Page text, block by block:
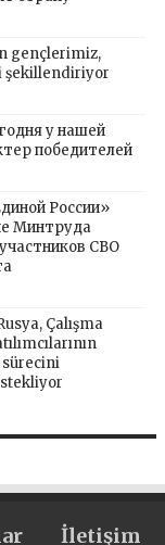
gençlerimiz,
şekillendiriyor
у нашей
победителей
России»
Минтруда
СВО
Çalışma
sürecini
İletişim